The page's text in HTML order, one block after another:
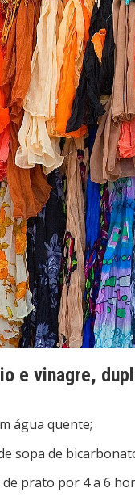
e vinagre,
água quente;
sopa de
prato por 4 a 6